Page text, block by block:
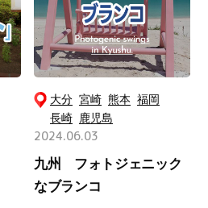
大分 宮崎 熊本 福岡
長崎 鹿児島
2024.06.03
九州 フォトジェニック
なブランコ